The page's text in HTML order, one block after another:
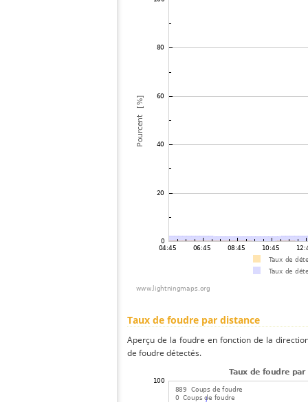
Taux de foudre par distance
Aperçu de la foudre en fonction de la
de foudre détectés.